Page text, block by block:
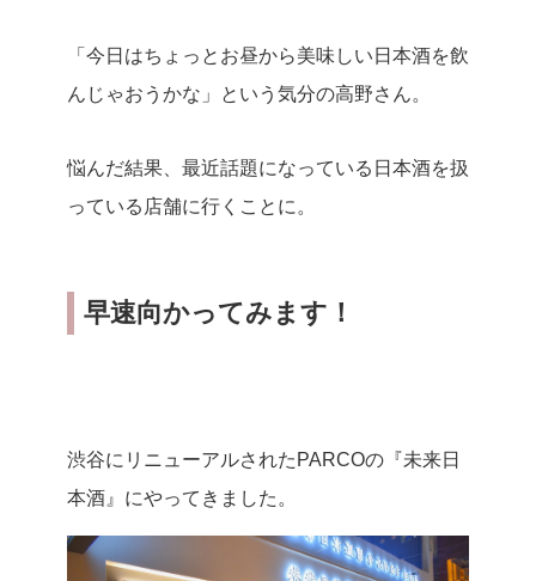
「今日はちょっとお昼から美味しい日本酒を飲
んじゃおうかな」という気分の高野さん。
悩んだ結果、最近話題になっている日本酒を扱
っている店舗に行くことに。
早速向かってみます！
渋谷にリニューアルされたPARCOの『未来日
本酒』にやってきました。